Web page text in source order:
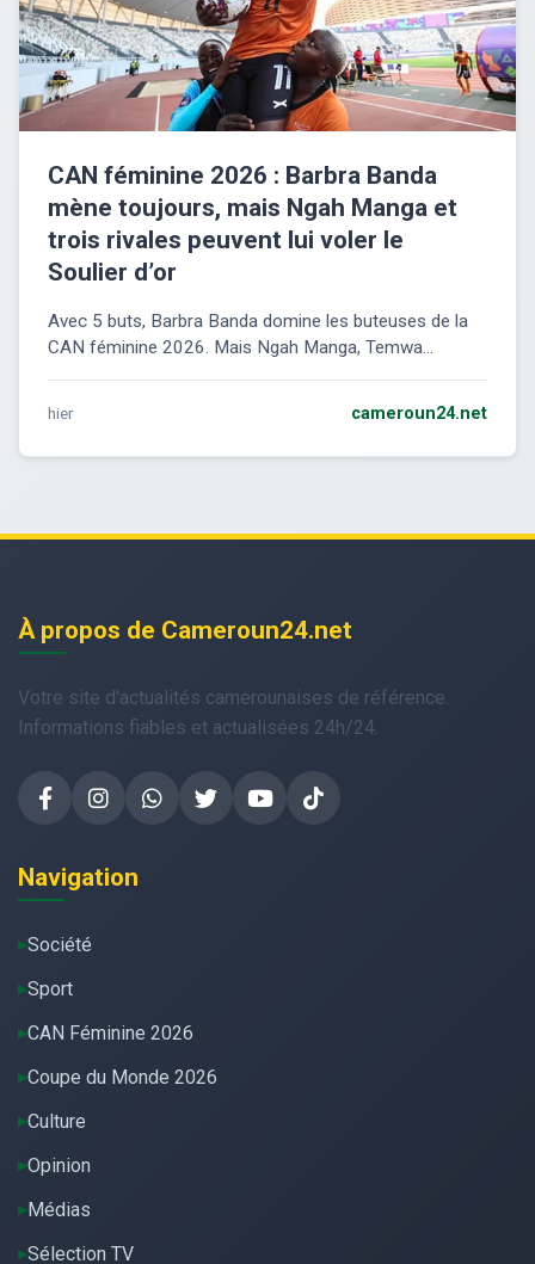
CAN féminine 2026 : Barbra Banda
mène toujours, mais Ngah Manga et
trois rivales peuvent lui voler le
Soulier d’or
Avec 5 buts, Barbra Banda domine les buteuses de la
CAN féminine 2026. Mais Ngah Manga, Temwa...
hier cameroun24.net
À propos de Cameroun24.net
Votre site d'actualités camerounaises de référence.
Informations fiables et actualisées 24h/24.
Navigation
Société
Sport
CAN Féminine 2026
Coupe du Monde 2026
Culture
Opinion
Médias
Sélection TV